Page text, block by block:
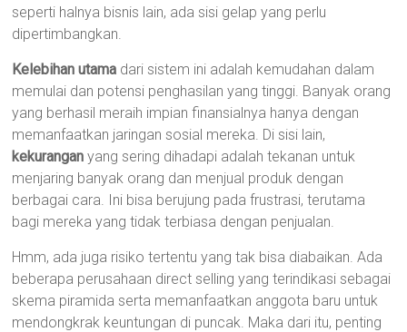
seperti halnya bisnis lain, ada sisi gelap yang perlu
dipertimbangkan.
Kelebihan utama dari sistem ini adalah kemudahan dalam
memulai dan potensi penghasilan yang tinggi. Banyak orang
yang berhasil meraih impian finansialnya hanya dengan
memanfaatkan jaringan sosial mereka. Di sisi lain,
kekurangan yang sering dihadapi adalah tekanan untuk
menjaring banyak orang dan menjual produk dengan
berbagai cara. Ini bisa berujung pada frustrasi, terutama
bagi mereka yang tidak terbiasa dengan penjualan.
Hmm, ada juga risiko tertentu yang tak bisa diabaikan. Ada
beberapa perusahaan direct selling yang terindikasi sebagai
skema piramida serta memanfaatkan anggota baru untuk
mendongkrak keuntungan di puncak. Maka dari itu, penting